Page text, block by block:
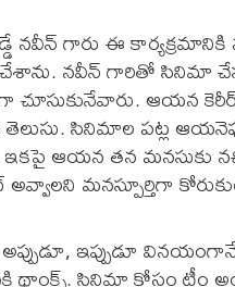
నవీన్ గారు ఈ కార్యక్రమానికి
నవీన్‌ గారితో సినిమా
చూసుకునేవారు. ఆయన
సినిమాల పట్ల
ఆయన తన మనసుకు
అవ్వాలని మనస్పూర్తిగా
ఇప్పుడూ
థాంక్స్. సినిమా కోసం టీం